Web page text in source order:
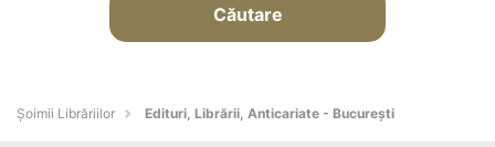
Căutare
Șoimii Librăriilor Edituri, Librării, Anticariate - Bucureşti